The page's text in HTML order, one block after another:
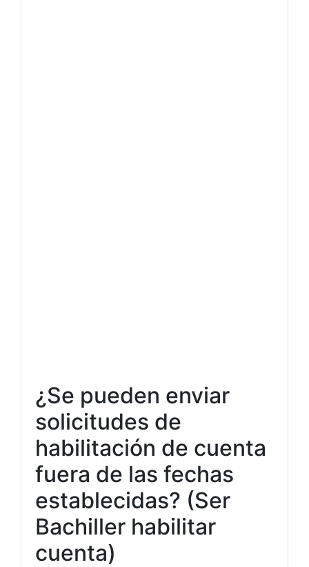
¿Se pueden enviar
solicitudes de
habilitación de cuenta
fuera de las fechas
establecidas? (Ser
Bachiller habilitar
cuenta)